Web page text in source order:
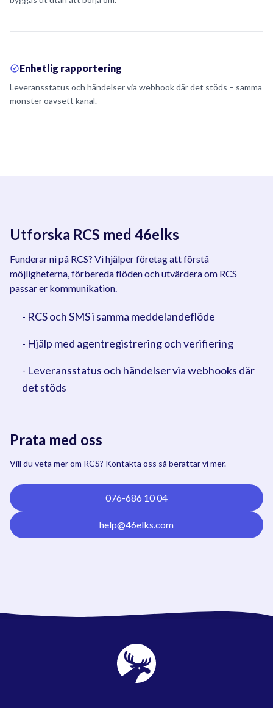
Enhetlig rapportering
Leveransstatus och händelser via webhook där det stöds – samma
mönster oavsett kanal.
Utforska RCS med 46elks
Funderar ni på RCS? Vi hjälper företag att förstå
möjligheterna, förbereda flöden och utvärdera om RCS
passar er kommunikation.
- RCS och SMS i samma meddelandeflöde
- Hjälp med agentregistrering och verifiering
- Leveransstatus och händelser via webhooks där
det stöds
Prata med oss
Vill du veta mer om RCS? Kontakta oss så berättar vi mer.
076-686 10 04
help@46elks.com